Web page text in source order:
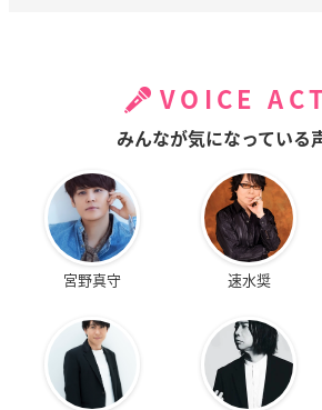
VOICE
みんなが気になっている
宮野真守 速水奨